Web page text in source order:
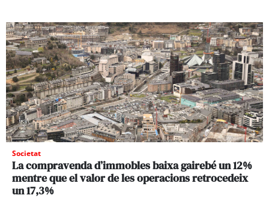
Societat
La compravenda d’immobles baixa gairebé un 12%
mentre que el valor de les operacions retrocedeix
un 17,3%